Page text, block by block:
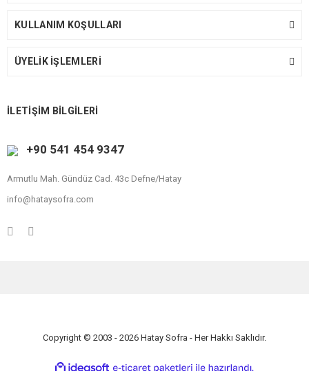
KULLANIM KOŞULLARI
ÜYELİK İŞLEMLERİ
İLETİŞİM BİLGİLERİ
+90 541 454 9347
Armutlu Mah. Gündüz Cad. 43c Defne/Hatay
info@hataysofra.com
Copyright © 2003 - 2026 Hatay Sofra - Her Hakkı Saklıdır.
ideasoft e-